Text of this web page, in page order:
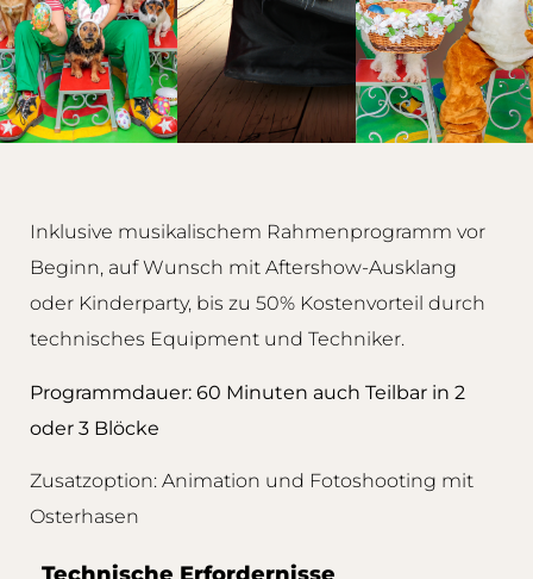
Inklusive musikalischem Rahmenprogramm vor
Beginn, auf Wunsch mit Aftershow-Ausklang
oder Kinderparty, bis zu 50% Kostenvorteil durch
technisches Equipment und Techniker.
Programmdauer: 60 Minuten auch Teilbar in 2
oder 3 Blöcke
Zusatzoption: Animation und Fotoshooting mit
Osterhasen